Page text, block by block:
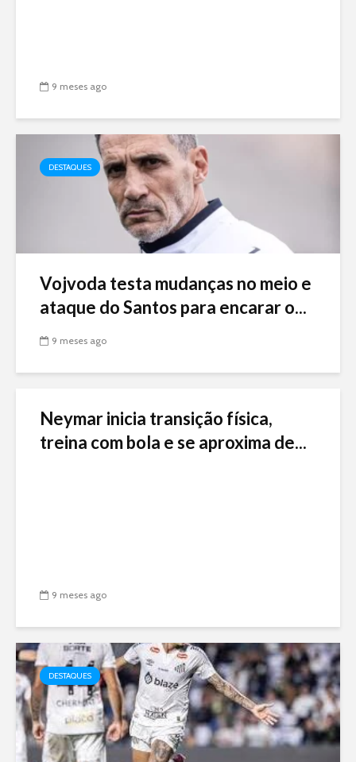
9 meses ago
DESTAQUES
Vojvoda testa mudanças no meio e
ataque do Santos para encarar o...
9 meses ago
Neymar inicia transição física,
treina com bola e se aproxima de...
9 meses ago
DESTAQUES